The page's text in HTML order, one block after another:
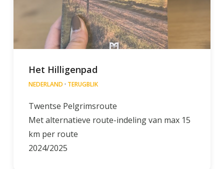
Het Hilligenpad
NEDERLAND · TERUGBLIK
Twentse Pelgrimsroute
Met alternatieve route-indeling van max 15
km per route
2024/2025